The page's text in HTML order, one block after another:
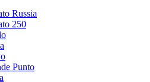
Russia
250
Punto